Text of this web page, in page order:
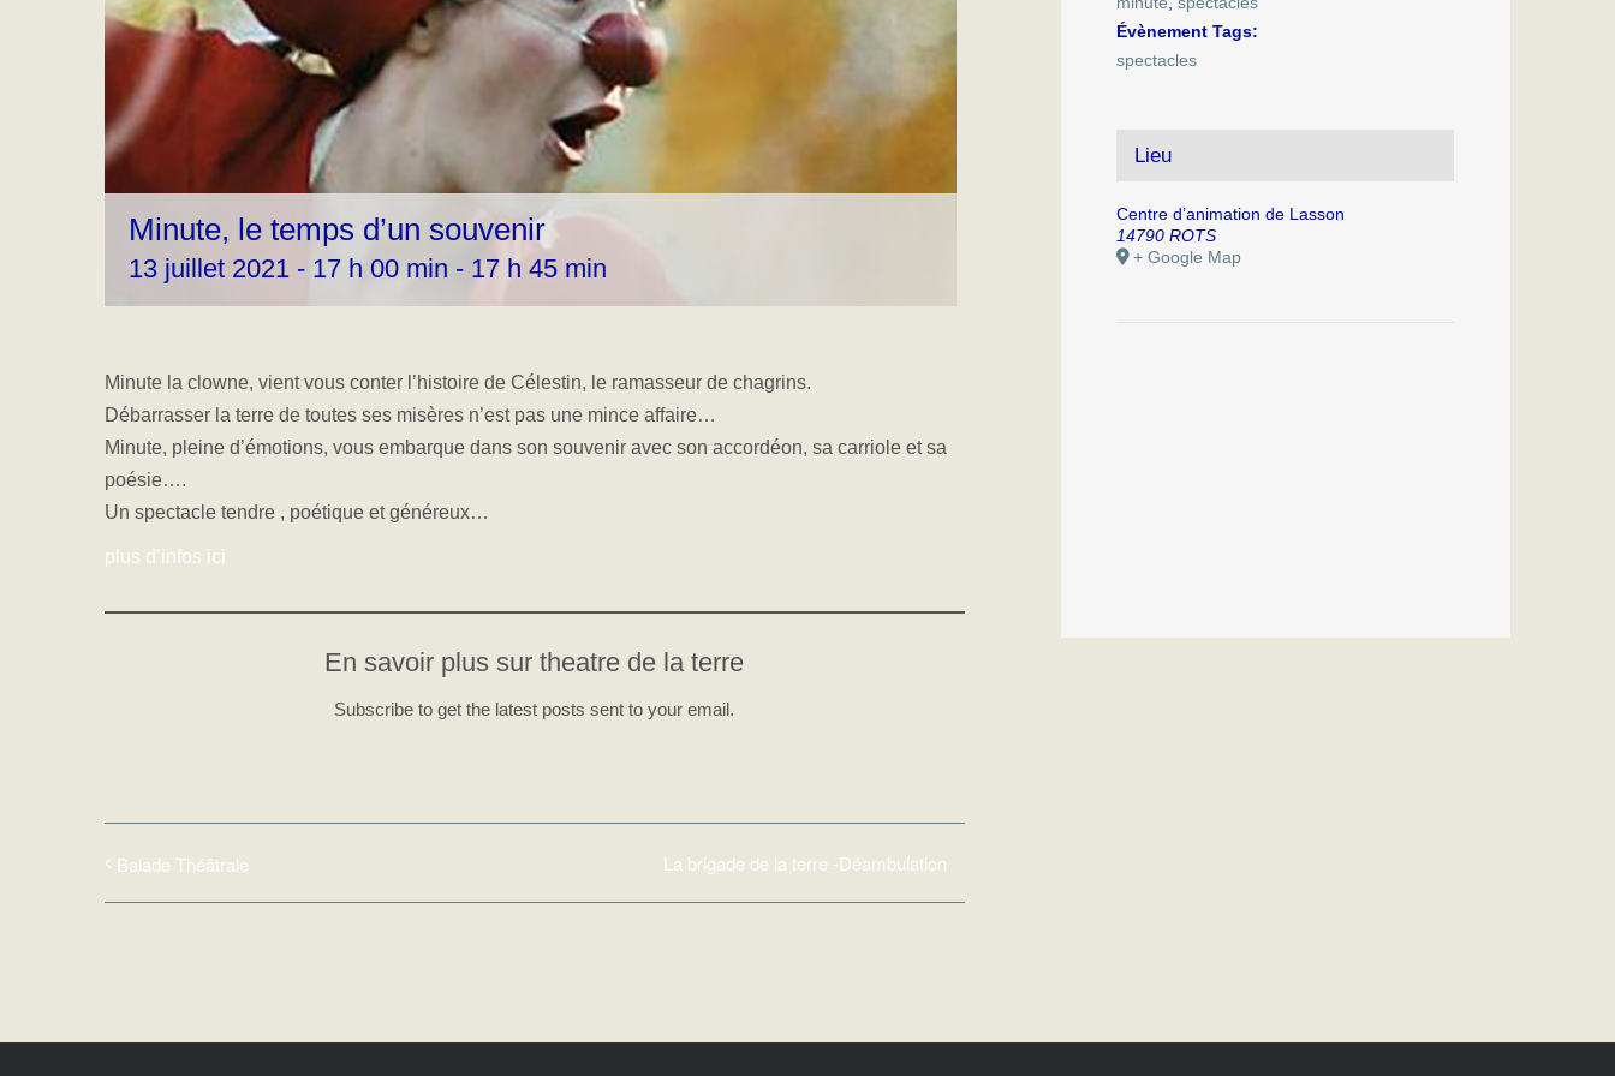
Minute, le temps d’un souvenir
13 juillet 2021 - 17 h 00 min - 17 h 45 min
Minute la clowne, vient vous conter l’histoire de Célestin, le ramasseur de chagrins.
Débarrasser la terre de toutes ses misères n’est pas une mince affaire…
Minute, pleine d’émotions, vous embarque dans son souvenir avec son accordéon, sa carriole et sa
poésie….
Un spectacle tendre , poétique et généreux…
plus d’infos ici
En savoir plus sur theatre de la terre
Subscribe to get the latest posts sent to your email.
Balade Théâtrale La brigade de la terre -Déambulation
Évènement Tags:
spectacles
Lieu
Centre d’animation de Lasson
14790 ROTS
+ Google Map